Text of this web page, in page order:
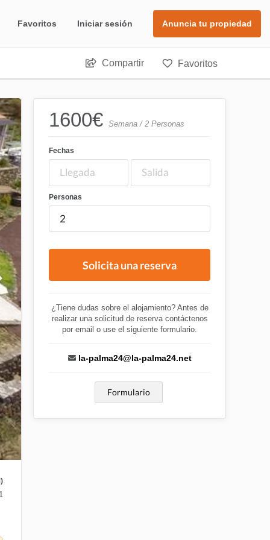
Favoritos Iniciar sesión Anuncia tu propiedad
Compartir Favoritos
1
1600€ Semana / 2 Personas
Fechas
Personas
Solicita una reserva
¿Tiene dudas sobre el alojamiento? Antes de
realizar una solicitud de reserva contáctenos
por email o use el siguiente formulario.
la-palma24@la-palma24.net
Formulario